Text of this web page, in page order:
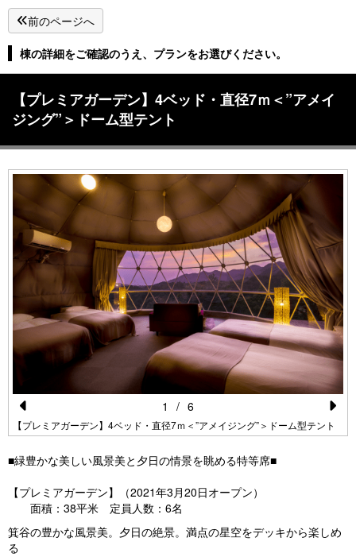
前のページへ
棟の詳細をご確認のうえ、プランをお選びください。
【プレミアガーデン】4ベッド・直径7ｍ＜”アメイ
ジング”＞ドーム型テント
Pr
e
vi
o
u
s
【プレミアガーデン】4ベッド・直径7ｍ＜”アメイジング”＞ドーム型テント
N
1 / 6
■緑豊かな美しい風景美と夕日の情景を眺める特等席■
【プレミアガーデン】（2021年3月20日オープン）
面積：38平米 定員人数：6名
箕谷の豊かな風景美。夕日の絶景。満点の星空をデッキから楽しめ
る